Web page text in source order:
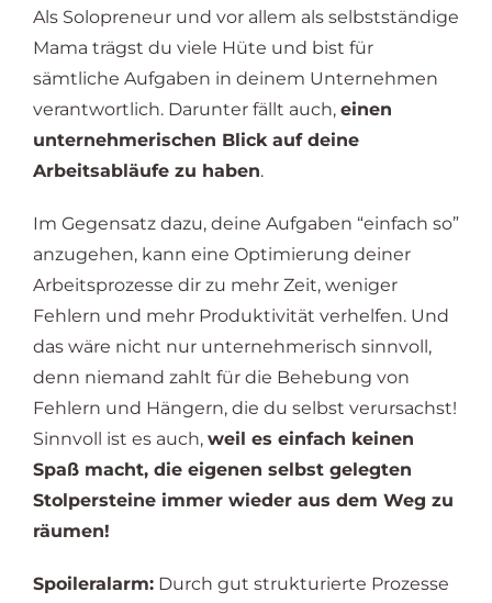
Als Solopreneur und vor allem als selbstständige
Mama trägst du viele Hüte und bist für
sämtliche Aufgaben in deinem Unternehmen
verantwortlich. Darunter fällt auch, einen
unternehmerischen Blick auf deine
Arbeitsabläufe zu haben.
Im Gegensatz dazu, deine Aufgaben “einfach so”
anzugehen, kann eine Optimierung deiner
Arbeitsprozesse dir zu mehr Zeit, weniger
Fehlern und mehr Produktivität verhelfen. Und
das wäre nicht nur unternehmerisch sinnvoll,
denn niemand zahlt für die Behebung von
Fehlern und Hängern, die du selbst verursachst!
Sinnvoll ist es auch, weil es einfach keinen
Spaß macht, die eigenen selbst gelegten
Stolpersteine immer wieder aus dem Weg zu
räumen!
Spoileralarm:Durch gut strukturierte Prozesse